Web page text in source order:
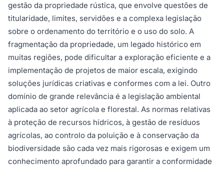
gestão da propriedade rústica, que envolve questões de
titularidade, limites, servidões e a complexa legislação
sobre o ordenamento do território e o uso do solo. A
fragmentação da propriedade, um legado histórico em
muitas regiões, pode dificultar a exploração eficiente e a
implementação de projetos de maior escala, exigindo
soluções jurídicas criativas e conformes com a lei. Outro
domínio de grande relevância é a legislação ambiental
aplicada ao setor agrícola e florestal. As normas relativas
à proteção de recursos hídricos, à gestão de resíduos
agrícolas, ao controlo da poluição e à conservação da
biodiversidade são cada vez mais rigorosas e exigem um
conhecimento aprofundado para garantir a conformidade